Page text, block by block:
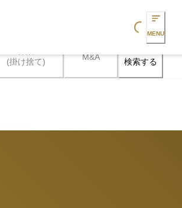
Loading...
MENU
(掛け捨て)
M&A 検索する